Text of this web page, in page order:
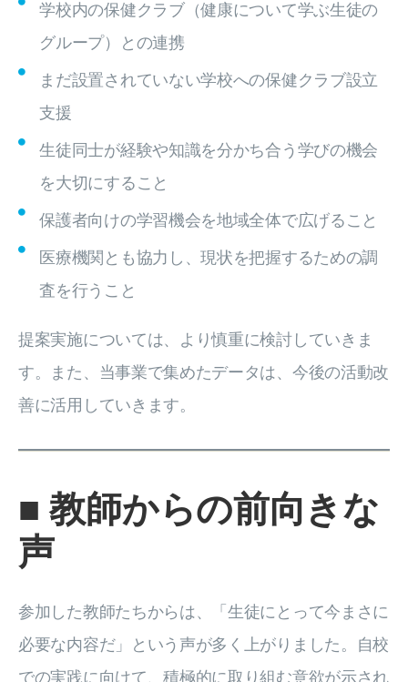
学校内の保健クラブ（健康について学ぶ生徒の
グループ）との連携
まだ設置されていない学校への保健クラブ設立
支援
生徒同士が経験や知識を分かち合う学びの機会
を大切にすること
保護者向けの学習機会を地域全体で広げること
医療機関とも協力し、現状を把握するための調
査を行うこと
提案実施については、より慎重に検討していきま
す。また、当事業で集めたデータは、今後の活動改
善に活用していきます。
■ 教師からの前向きな
声
参加した教師たちからは、「生徒にとって今まさに
必要な内容だ」という声が多く上がりました。自校
での実践に向けて、積極的に取り組む意欲が示され